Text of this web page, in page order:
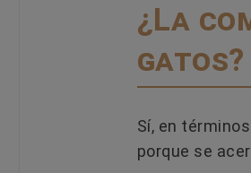
¿QUÉ BEBEDERO SE ADAPTA
MEJOR A LA PERSONALIDAD Y
LOS HÁBITOS DE TU GATO?
Cada gato tiene su forma de
encajar mejor con su forma de
¿La
gatos?
Sí, en
porque se